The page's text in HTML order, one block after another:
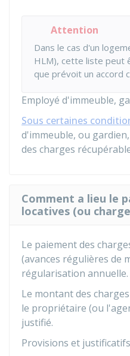
Attention
Dans le cas d'un
HLM), cette liste peut
que prévoit un accord
Employé d'immeuble,
Sous certaines
d'immeuble, ou
des charges
Comment a lieu le
locatives (ou
Le paiement des
(avances régulières de
régularisation annuelle.
Le montant des
le propriétaire (ou
justifié.
Provisions et justificatifs